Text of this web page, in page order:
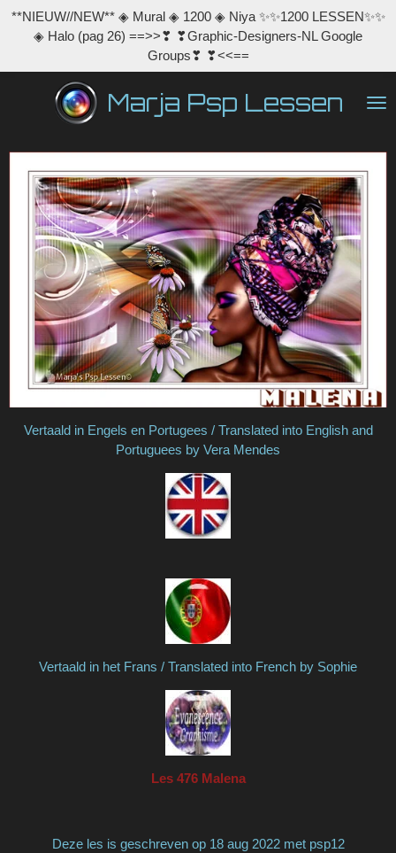
Ga
direct
de
hoofdinhoud
Marja Psp Lessen
**NIEUW//NEW** ◈ Mural ◈ 1200 ◈ Niya ✨✨1200 LESSEN✨✨
◈ Halo (pag 26) ==>>❣ ❣Graphic-Designers-NL Google
Groups❣ ❣<<==
Vertaald in Engels en Portugees / Translated into English and
Portuguees by Vera Mendes
Vertaald in het Frans / Translated into French by Sophie
Les 476 Malena
Deze les is geschreven op 18 aug 2022 met psp12